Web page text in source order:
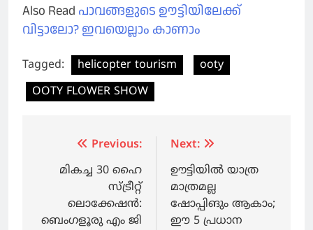
Also Read പാവങ്ങളുടെ ഊട്ടിയിലേക്ക്
വിട്ടാലോ? ഇവയെല്ലാം കാണാം
Tagged: helicopter tourism
ooty
OOTY FLOWER SHOW
navigation
Previous:
മികച്ച 30 ഹൈ
സ്ട്രീറ്റ്
ലൊക്കേഷന്‍:
ബെംഗളൂരു എം ജി
Next:
ഊട്ടിയിൽ യാത്ര
മാത്രമല്ല
ഷോപ്പിങും ആകാം;
ഈ 5 പ്രധാന